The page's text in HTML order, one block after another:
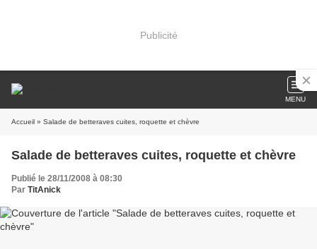
Publicité
MENU
Accueil » Salade de betteraves cuites, roquette et chèvre
Salade de betteraves cuites, roquette et chèvre
Publié le 28/11/2008 à 08:30
Par TitAnick